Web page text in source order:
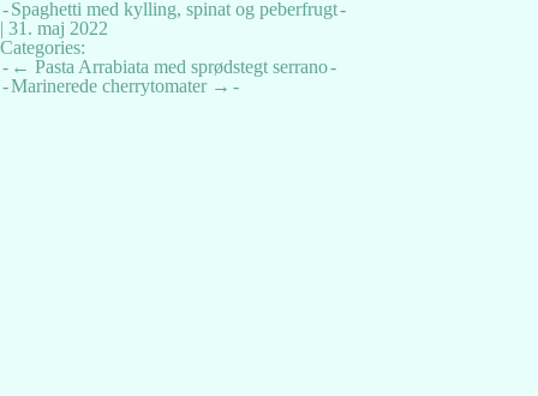
Spaghetti med kylling, spinat og peberfrugt
| 31. maj 2022
Categories:
Indlægsnavigation
← Pasta Arrabiata med sprødstegt serrano
Marinerede cherrytomater →